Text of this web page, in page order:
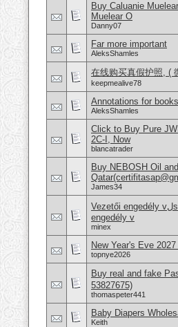
Buy Caluanie
Muelear O
Danny07
Far more important
AleksShamles
在线购买真假护照, (
keepmealive78
Annotations for
AleksShamles
Click to Buy Pure
2C-I, Now
blancatrader
Buy NEBOSH Oil
James34
Vezetői engedély vلsلrlلsa Vezetői engedély online beszerzése Hajَvezetői
engedély v
minex
New Year's Eve
topnye2026
Buy real and fake
53827675)
thomaspeter441
Baby Diapers
Keith